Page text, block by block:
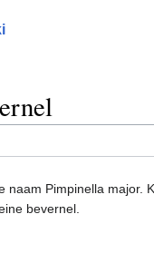
naam Pimpinella major.
bevernel.